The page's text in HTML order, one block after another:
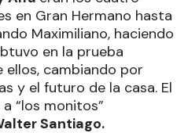
en Gran Hermano hasta
Maximiliano, haciendo
en la prueba
ellos, cambiando por
y el futuro de la casa. El
“los monitos”
Santiago.